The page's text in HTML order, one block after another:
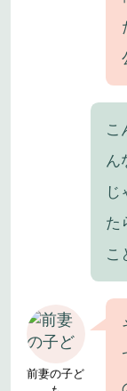
こ
ん
た
こ
前妻の子ど